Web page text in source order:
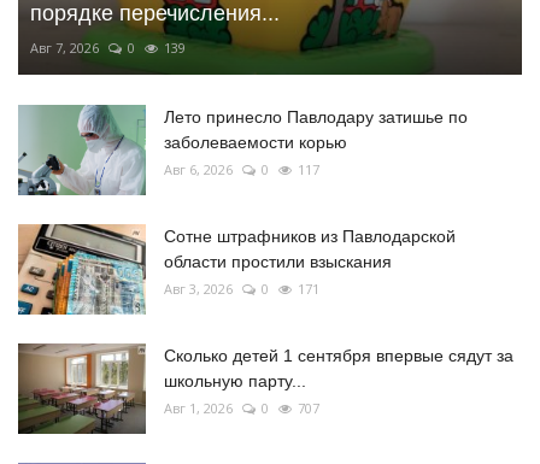
порядке перечисления...
Авг 7, 2026 0 139
Лето принесло Павлодару затишье по
заболеваемости корью
Авг 6, 2026 0 117
Сотне штрафников из Павлодарской
области простили взыскания
Авг 3, 2026 0 171
Сколько детей 1 сентября впервые сядут за
школьную парту...
Авг 1, 2026 0 707